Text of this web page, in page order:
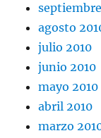
agosto
julio 2010
junio 2010
mayo 2010
abril 2010
marzo